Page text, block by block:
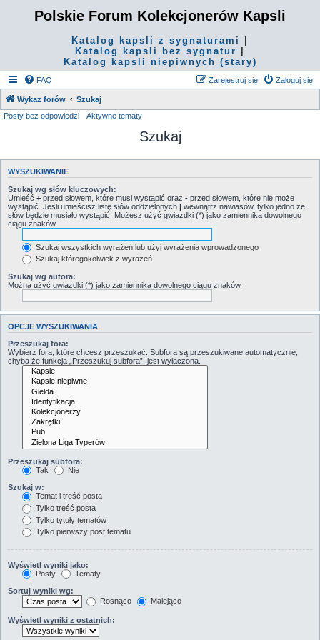
Polskie Forum Kolekcjonerów Kapsli
Katalog kapsli z sygnaturami
Katalog kapsli bez sygnatur
Katalog kapsli niepiwnych (stary)
FAQ Zaloguj się
Zarejestruj się
Wykaz forów
Szukaj
Posty bez odpowiedzi
Aktywne tematy
Szukaj
WYSZUKIWANIE
Szukaj wg słów kluczowych:
Umieść + przed słowem, które musi wystąpić oraz - przed słowem, które nie może
wystąpić. Jeśli umieścisz listę słów oddzielonych | wewnątrz nawiasów, tylko jedno ze
słów będzie musiało wystąpić. Możesz użyć gwiazdki (*) jako zamiennika dowolnego
ciągu znaków.
Szukaj wszystkich wyrażeń lub użyj wyrażenia wprowadzonego
Szukaj któregokolwiek z wyrażeń
Szukaj wg autora:
Można użyć gwiazdki (*) jako zamiennika dowolnego ciągu znaków.
OPCJE WYSZUKIWANIA
Przeszukaj fora:
Wybierz fora, które chcesz przeszukać. Subfora są przeszukiwane automatycznie,
chyba że funkcja „Przeszukuj subfora”, jest wyłączona.
Przeszukaj subfora:
Tak
Nie
Szukaj w:
Temat i treść posta
Tylko treść posta
Tylko tytuły tematów
Tylko pierwszy post tematu
Wyświetl wyniki jako:
Posty
Tematy
Sortuj wyniki wg:
Rosnąco
Malejąco
Wyświetl wyniki z ostatnich: